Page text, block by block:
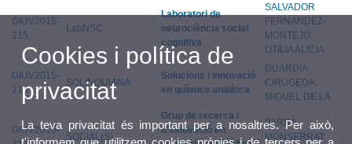
GIUV2015-
215
LabNSC
Laboratori de
neurociència social
cognitiva
SALVADOR
FERNANDEZ-
MONTEJO,
OTILIA ALICIA
GIUV2015-
216
SOLINQUIANA
Solucions i innovació
en química analítica
GUARDIA
CIRUGEDA,
MIGUEL DE LA
GIUV2015-
SOCIAL(S)
Grup de recerca i
d'innovació en
PARRA
MONSERRAT,
Cookies i política de
privacitat
La teva privacitat és important per a nosaltres. Per això,